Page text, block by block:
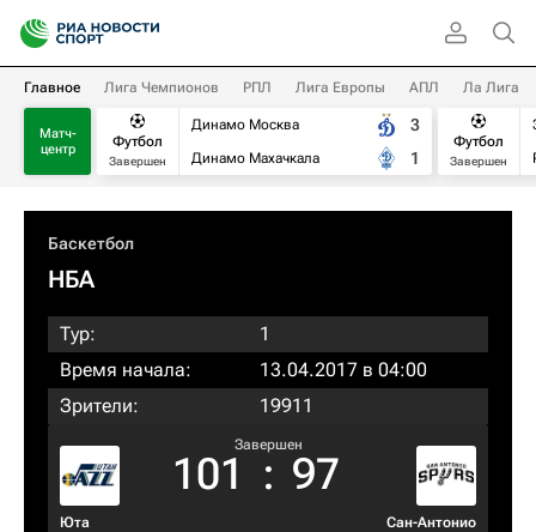
Главное Лига Чемпионов РПЛ Лига Европы АПЛ Ла Лига
Матч-
центр
Футбол
Завершен
Динамо Москва
Динамо Махачкала
3
1
Футбол
Завершен
Баскетбол
НБА
Тур:
1
Время начала:
13.04.2017 в 04:00
Зрители:
19911
Юта
Завершен
101 : 97
Сан-Антонио